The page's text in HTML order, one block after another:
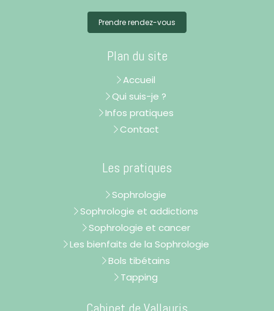
Prendre rendez-vous
Plan du site
Accueil
Qui suis-je ?
Infos pratiques
Contact
Les pratiques
Sophrologie
Sophrologie et addictions
Sophrologie et cancer
Les bienfaits de la Sophrologie
Bols tibétains
Tapping